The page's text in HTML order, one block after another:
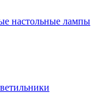
настольные лампы